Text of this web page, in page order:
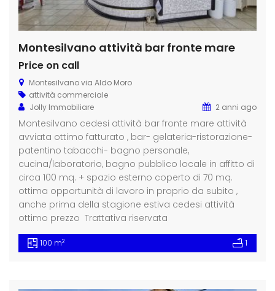
Montesilvano attività bar fronte mare
Price on call
Montesilvano via Aldo Moro
attività commerciale
Jolly Immobiliare
2 anni ago
Montesilvano cedesi attività bar fronte mare attività
avviata ottimo fatturato , bar- gelateria-ristorazione-
patentino tabacchi- bagno personale,
cucina/laboratorio, bagno pubblico locale in affitto di
circa 100 mq. + spazio esterno coperto di 70 mq.
ottima opportunità di lavoro in proprio da subito ,
anche prima della stagione estiva cedesi attività
ottimo prezzo Trattativa riservata
100 m2 1